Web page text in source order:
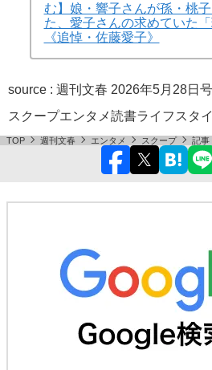
む】娘・響子さんが孫・桃
た、愛子さんの求めていた「
《追悼・佐藤愛子》
source : 週刊文春 2026年5月28日号
スクープエンタメ読書ライフスタ
TOP 週刊文春 エンタメ スクープ 記事